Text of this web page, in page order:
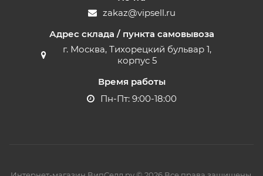
zakaz@vipsell.ru
Адрес склада / пункта самовывоза
г. Москва, Тихорецкий бульвар 1,
корпус 5
Время работы
Пн-Пт: 9:00-18:00